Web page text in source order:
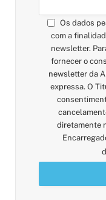
Os dados
com a
newsletter.
fornecer o
newsletter da
expressa. O
diretamente